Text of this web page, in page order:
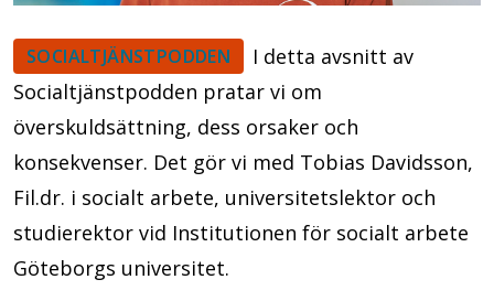
SOCIALTJÄNSTPODDEN
I detta avsnitt av
Socialtjänstpodden pratar vi om
överskuldsättning, dess orsaker och
konsekvenser. Det gör vi med Tobias Davidsson,
Fil.dr. i socialt arbete, universitetslektor och
studierektor vid Institutionen för socialt arbete
Göteborgs universitet.